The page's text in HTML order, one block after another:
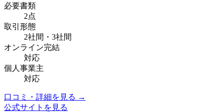
必要書類
2点
取引形態
2社間・3社間
オンライン完結
対応
個人事業主
対応
口コミ・詳細を見る →
公式サイトを見る